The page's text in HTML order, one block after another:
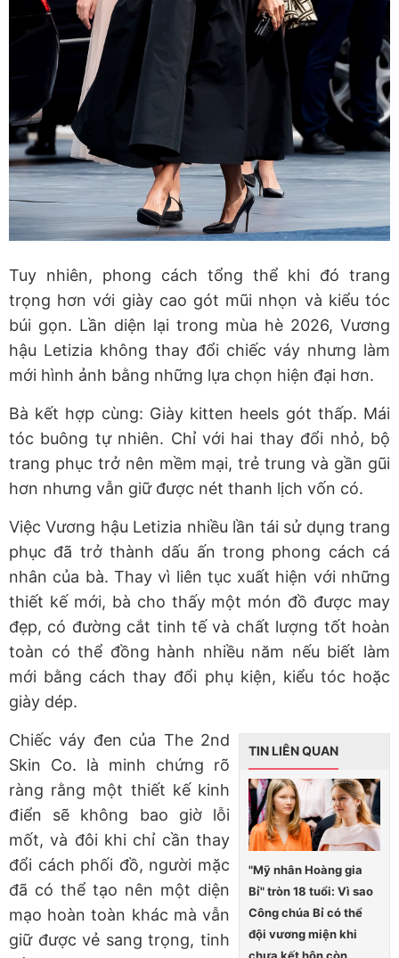
Tuy nhiên, phong cách tổng thể khi đó trang
trọng hơn với giày cao gót mũi nhọn và kiểu tóc
búi gọn. Lần diện lại trong mùa hè 2026, Vương
hậu Letizia không thay đổi chiếc váy nhưng làm
mới hình ảnh bằng những lựa chọn hiện đại hơn.
Bà kết hợp cùng: Giày kitten heels gót thấp. Mái
tóc buông tự nhiên. Chỉ với hai thay đổi nhỏ, bộ
trang phục trở nên mềm mại, trẻ trung và gần gũi
hơn nhưng vẫn giữ được nét thanh lịch vốn có.
Việc Vương hậu Letizia nhiều lần tái sử dụng trang
phục đã trở thành dấu ấn trong phong cách cá
nhân của bà. Thay vì liên tục xuất hiện với những
thiết kế mới, bà cho thấy một món đồ được may
đẹp, có đường cắt tinh tế và chất lượng tốt hoàn
toàn có thể đồng hành nhiều năm nếu biết làm
mới bằng cách thay đổi phụ kiện, kiểu tóc hoặc
giày dép.
TIN LIÊN QUAN
"Mỹ nhân Hoàng gia
Bỉ" tròn 18 tuổi: Vì sao
Công chúa Bỉ có thể
đội vương miện khi
chưa kết hôn còn
Chiếc váy đen của The 2nd
Skin Co. là minh chứng rõ
ràng rằng một thiết kế kinh
điển sẽ không bao giờ lỗi
mốt, và đôi khi chỉ cần thay
đổi cách phối đồ, người mặc
đã có thể tạo nên một diện
mạo hoàn toàn khác mà vẫn
giữ được vẻ sang trọng, tinh